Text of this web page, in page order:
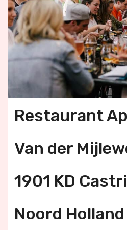
Restaurant
Van der
1901 KD
Noord Holland